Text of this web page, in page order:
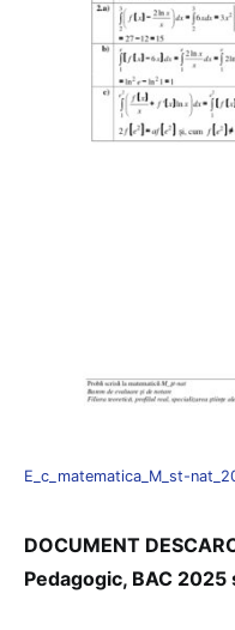
E_c_matematica_M_st-
DOCUMENT
Pedagogic, BAC